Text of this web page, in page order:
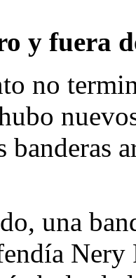
y fuera
no
banderas
una